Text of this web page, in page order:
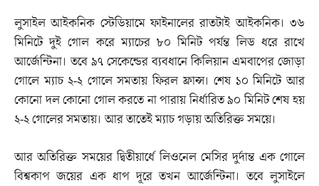
লুসাইল আইকনিক স্টেডিয়ামে ফাইনালের রাতটাই আইকনিক। ৩৬
মিনিটে দুই গোল করে ম্যাচের ৮০ মিনিট পর্যন্ত লিড ধরে রাখে
আর্জেন্টিনা। তবে ৯৭ সেকেন্ডের ব্যবধানে কিলিয়ান এমবাপের জোড়া
গোলে ম্যাচ ২-২ গোলে সমতায় ফিরল ফ্রান্স। শেষ ১০ মিনিটে আর
কোনো দল কোনো গোল করতে না পারায় নির্ধারিত ৯০ মিনিট শেষ হয়
২-২ গোলের সমতায়। আর তাতেই ম্যাচ গড়ায় অতিরিক্ত সময়ে।
আর অতিরিক্ত সময়ের দ্বিতীয়ার্ধে লিওনেল মেসির দুর্দান্ত এক গোলে
বিশ্বকাপ জয়ের এক ধাপ দূরে তখন আর্জেন্টিনা। তবে লুসাইলে